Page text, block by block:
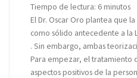
Tiempo de lectura: 6minutos
El Dr. Oscar Oro plantea que
como sólido antecedente a la
. Sin embargo, ambas
Para empezar, el tratamiento
aspectos positivos de la